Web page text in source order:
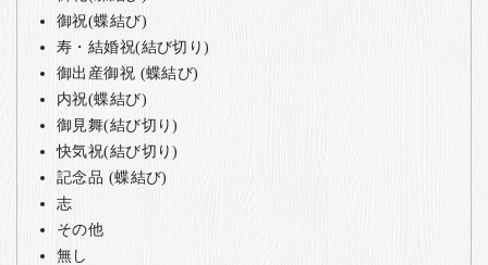
御祝(蝶結び)
寿・結婚祝(結び切り)
御出産御祝 (蝶結び)
内祝(蝶結び)
御見舞(結び切り)
快気祝(結び切り)
記念品 (蝶結び)
志
その他
無し